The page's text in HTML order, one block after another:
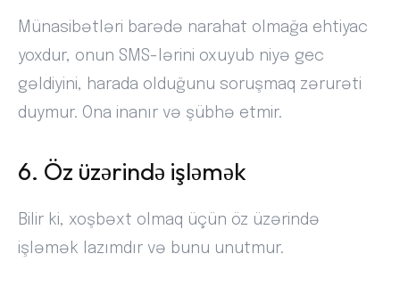
Münasibətləri barədə narahat olmağa ehtiyac
yoxdur, onun SMS-lərini oxuyub niyə gec
gəldiyini, harada olduğunu soruşmaq zərurəti
duymur. Ona inanır və şübhə etmir.
6. Öz üzərində işləmək
Bilir ki, xoşbəxt olmaq üçün öz üzərində
işləmək lazımdır və bunu unutmur.